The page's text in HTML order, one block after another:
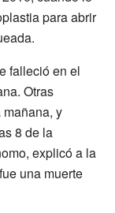
para abrir
falleció en el
Otras
y
8 de la
explicó a la
una muerte